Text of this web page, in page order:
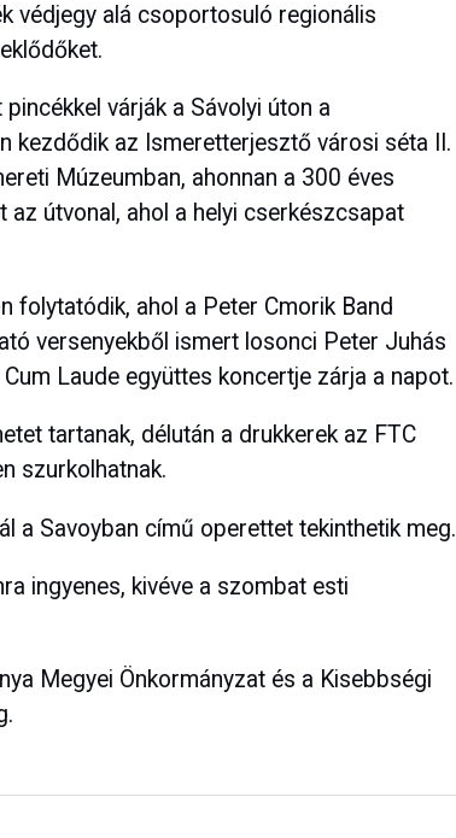
védjegy alá csoportosuló regionális
várják a Sávolyi úton a
kezdődik az Ismeretterjesztő városi séta II.
Múzeumban, ahonnan a 300 éves
útvonal, ahol a helyi cserkészcsapat
folytatódik, ahol a Peter Cmorik Band
versenyekből ismert losonci Peter Juhás
Laude együttes koncertje zárja a napot.
tartanak, délután a drukkerek az FTC
szurkolhatnak.
a Savoyban című operettet tekinthetik meg.
ingyenes, kivéve a szombat esti
Megyei Önkormányzat és a Kisebbségi